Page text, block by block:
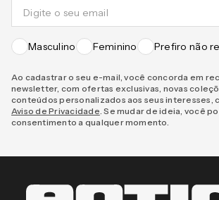
Masculino Feminino Prefiro não
Ao cadastrar o seu e-mail, você concorda em
newsletter, com ofertas exclusivas, novas
conteúdos personalizados aos seus interesses,
Aviso de Privacidade . Se mudar de ideia, você
consentimento a qualquer momento.